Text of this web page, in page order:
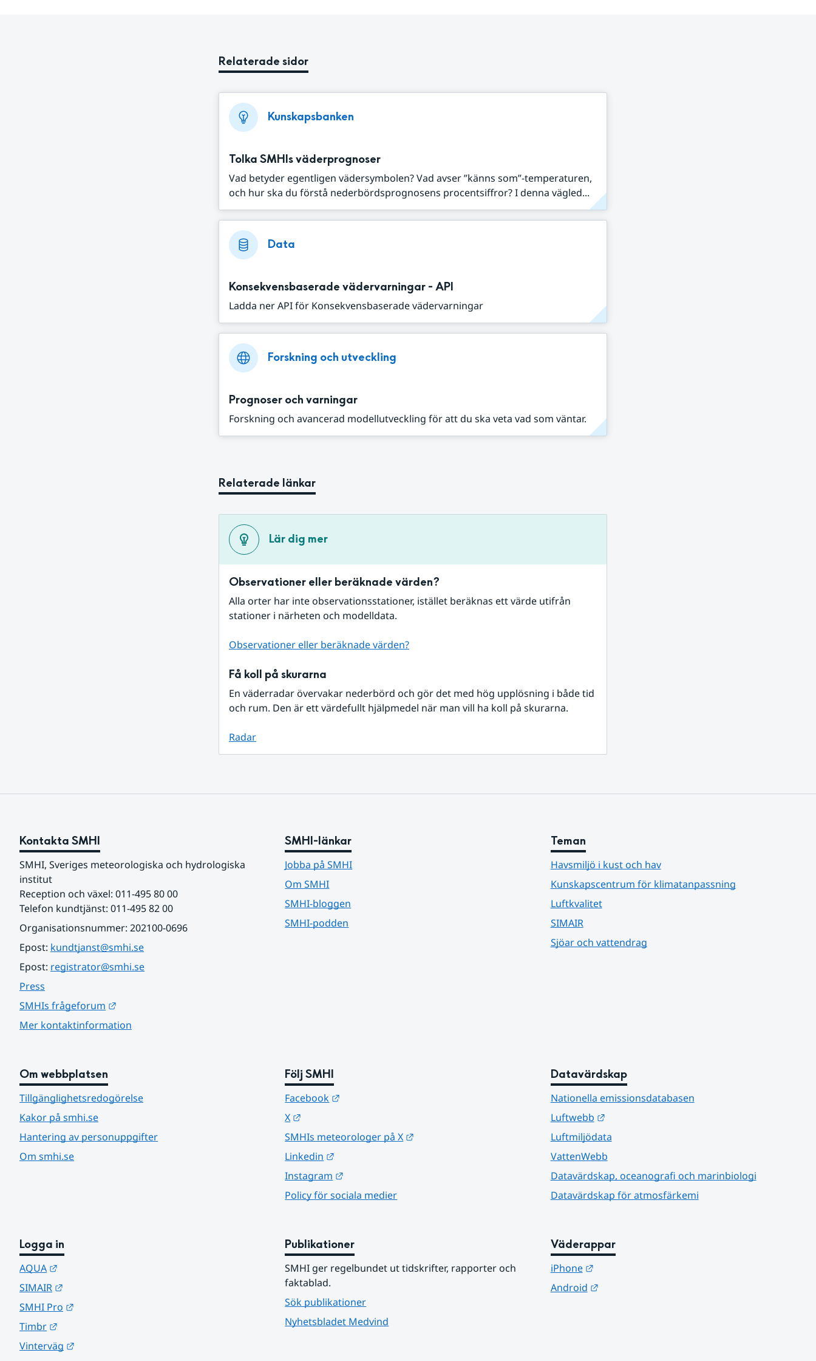
Relaterade sidor
Kunskapsbanken
Tolka SMHIs väderprognoser
Vad betyder egentligen vädersymbolen? Vad avser ”känns som”-temperaturen,
och hur ska du förstå nederbördsprognosens procentsiffror? I denna vägled...
Data
Konsekvensbaserade vädervarningar - API
Ladda ner API för Konsekvensbaserade vädervarningar
Forskning och utveckling
Prognoser och varningar
Forskning och avancerad modellutveckling för att du ska veta vad som väntar.
Relaterade länkar
Lär dig mer
Observationer eller beräknade värden?
Alla orter har inte observationsstationer, istället beräknas ett värde utifrån
stationer i närheten och modelldata.
Observationer eller beräknade värden?
Få koll på skurarna
En väderradar övervakar nederbörd och gör det med hög upplösning i både tid
och rum. Den är ett värdefullt hjälpmedel när man vill ha koll på skurarna.
Radar
Kontakta SMHI
SMHI, Sveriges meteorologiska och hydrologiska
institut
Reception och växel: 011-495 80 00
Telefon kundtjänst: 011-495 82 00
Organisationsnummer: 202100-0696
Epost: kundtjanst@smhi.se
Epost: registrator@smhi.se
Press
SMHIs frågeforum
Mer kontaktinformation
SMHI-länkar
Jobba på SMHI
Om SMHI
SMHI-bloggen
SMHI-podden
Teman
Havsmiljö i kust och hav
Kunskapscentrum för klimatanpassning
Luftkvalitet
SIMAIR
Sjöar och vattendrag
Om webbplatsen
Tillgänglighetsredogörelse
Kakor på smhi.se
Hantering av personuppgifter
Om smhi.se
Följ SMHI
Facebook
X
SMHIs meteorologer på X
Linkedin
Instagram
Policy för sociala medier
Datavärdskap
Nationella emissionsdatabasen
Luftwebb
Länk till annan webbplats.
Luftmiljödata
VattenWebb
Datavärdskap, oceanografi och marinbiologi
Datavärdskap för atmosfärkemi
Logga in
AQUA
SIMAIR
SMHI Pro
Timbr
Vinterväg
Publikationer
SMHI ger regelbundet ut tidskrifter, rapporter och
faktablad.
Sök publikationer
Nyhetsbladet Medvind
Väderappar
iPhone
Länk till annan webbplats.
Android
Länk till annan webbplats.